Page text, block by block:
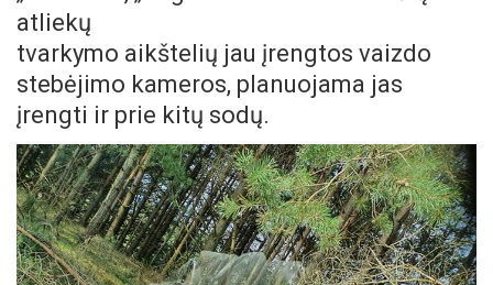
atliekų
tvarkymo aikštelių jau įrengtos vaizdo
stebėjimo kameros, planuojama jas
įrengti ir prie kitų sodų.